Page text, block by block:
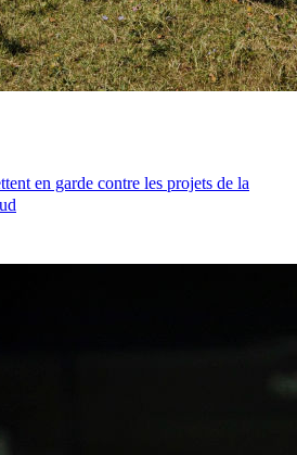
en garde contre les projets de la